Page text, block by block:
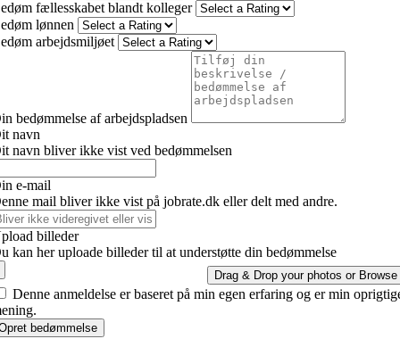
fællesskabet blandt kolleger
lønnen
arbejdsmiljøet
bedømmelse af arbejdspladsen
navn
navn bliver ikke vist ved bedømmelsen
e-mail
mail bliver ikke vist på jobrate.dk eller delt med andre.
billeder
kan her uploade billeder til at understøtte din bedømmelse
Drag & Drop your photos or Browse
Denne anmeldelse er baseret på min egen erfaring og er min
bedømmelse